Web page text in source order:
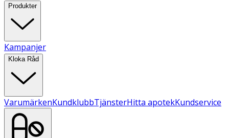
Produkter
Kampanjer
Kloka Råd
VarumärkenKundklubbTjänsterHitta apotekKundservice